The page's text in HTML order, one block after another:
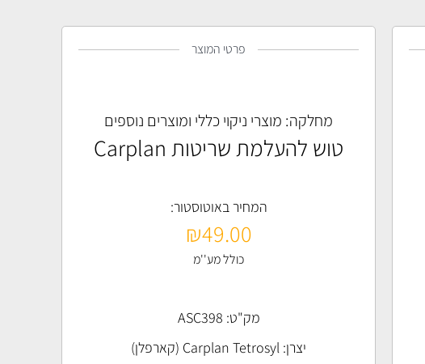
פרטי המוצר
מחלקה: מוצרי ניקוי כללי ומוצרים נוספים
טוש להעלמת שריטות Carplan
המחיר באוטוסטור:
₪49.00
כולל מע''מ
מק"ט: ASC398
יצרן: Carplan Tetrosyl (קארפלן)